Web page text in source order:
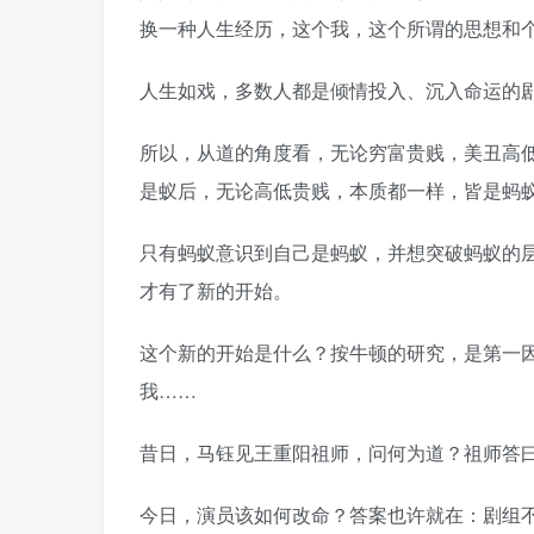
换一种人生经历，这个我，这个所谓的思想
人生如戏，多数人都是倾情投入、沉入命运
所以，从道的角度看，无论穷富贵贱，美丑
是蚁后，无论高低贵贱，本质都一样，皆是蚂
只有蚂蚁意识到自己是蚂蚁，并想突破蚂蚁
才有了新的开始。
这个新的开始是什么？按牛顿的研究，是第
我……
昔日，马钰见王重阳祖师，问何为道？祖师答
今日，演员该如何改命？答案也许就在：剧组